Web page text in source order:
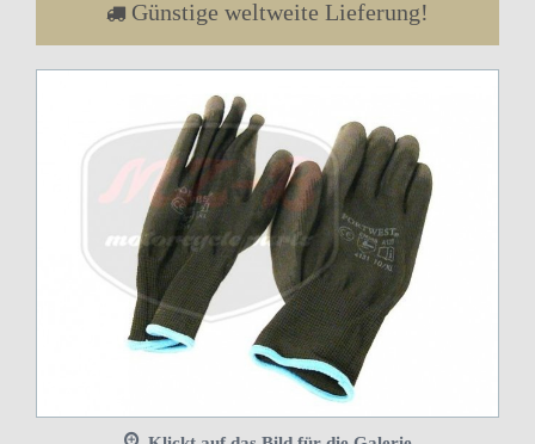
Günstige weltweite Lieferung!